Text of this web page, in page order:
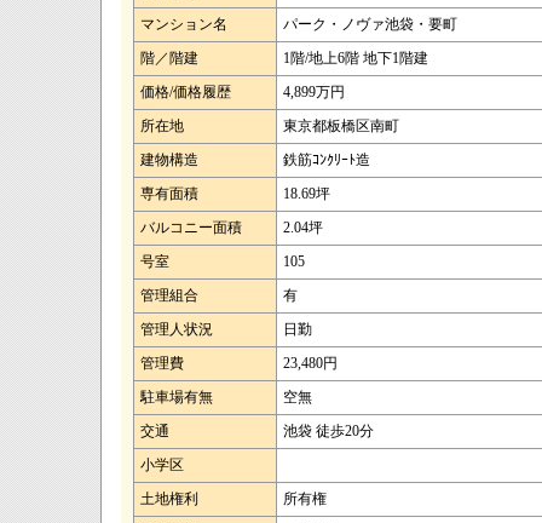
マンション名
パーク・ノヴァ池袋・要町
階／階建
1階/地上6階 地下1階建
価格/価格履歴
4,899万円
所在地
東京都板橋区南町
建物構造
鉄筋ｺﾝｸﾘｰﾄ造
専有面積
18.69坪
バルコニー面積
2.04坪
号室
105
管理組合
有
管理人状況
日勤
管理費
23,480円
駐車場有無
空無
交通
池袋 徒歩20分
小学区
土地権利
所有権